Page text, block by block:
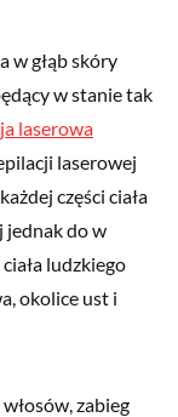
w głąb skóry
w stanie tak
laserowa
laserowej
części ciała
jednak do w
ludzkiego
okolice ust i
zabieg